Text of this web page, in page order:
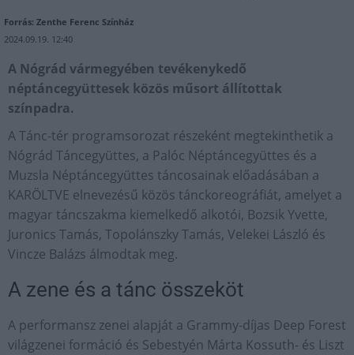
Forrás: Zenthe Ferenc Színház
2024.09.19. 12:40
A Nógrád vármegyében tevékenykedő
néptáncegyüttesek közös műsort állítottak
színpadra.
A Tánc-tér programsorozat részeként megtekinthetik a
Nógrád Táncegyüttes, a Palóc Néptáncegyüttes és a
Muzsla Néptáncegyüttes táncosainak előadásában a
KARÖLTVE elnevezésű közös tánckoreográfiát, amelyet a
magyar táncszakma kiemelkedő alkotói, Bozsik Yvette,
Juronics Tamás, Topolánszky Tamás, Velekei László és
Vincze Balázs álmodtak meg.
A zene és a tánc összeköt
A performansz zenei alapját a Grammy-díjas Deep Forest
világzenei formáció és Sebestyén Márta Kossuth- és Liszt